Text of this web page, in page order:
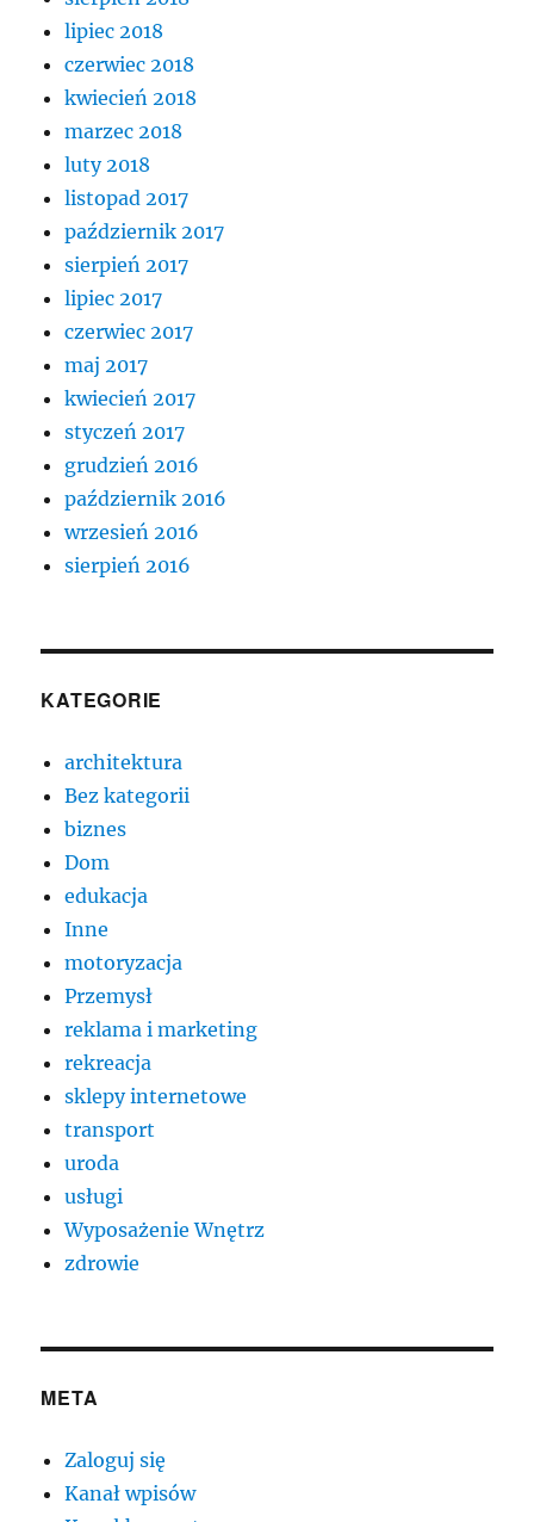
lipiec 2018
czerwiec 2018
kwiecień 2018
marzec 2018
luty 2018
listopad 2017
październik 2017
sierpień 2017
lipiec 2017
czerwiec 2017
maj 2017
kwiecień 2017
styczeń 2017
grudzień 2016
październik 2016
wrzesień 2016
sierpień 2016
KATEGORIE
architektura
Bez kategorii
biznes
Dom
edukacja
Inne
motoryzacja
Przemysł
reklama i marketing
rekreacja
sklepy internetowe
transport
uroda
usługi
Wyposażenie Wnętrz
zdrowie
META
Zaloguj się
Kanał wpisów